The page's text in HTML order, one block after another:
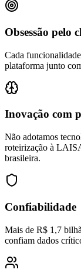
Obsessão pelo
Cada
plataforma junto
Inovação com
Não adotamos
roteirização à
brasileira.
Confiabilidade
Mais de R$ 1,7
confiam dados